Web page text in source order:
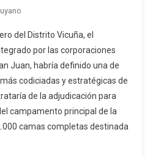
del Distrito Vicuña, el
por las corporaciones
Juan, habría definido una de
codiciadas y estratégicas de
de la adjudicación para
campamento principal de la
camas completas destinada